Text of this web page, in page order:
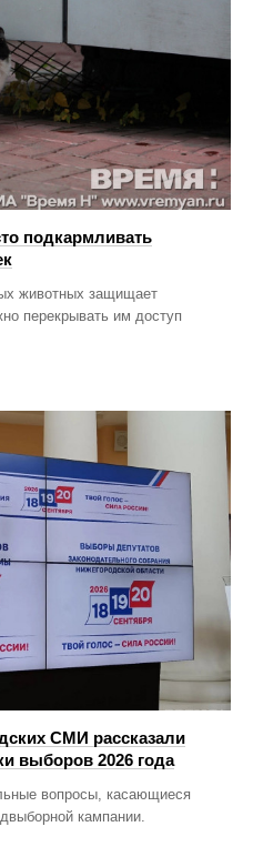
подкармливать
животных защищает
перекрывать им доступ
СМИ рассказали
выборов 2026 года
вопросы, касающиеся
кампании.